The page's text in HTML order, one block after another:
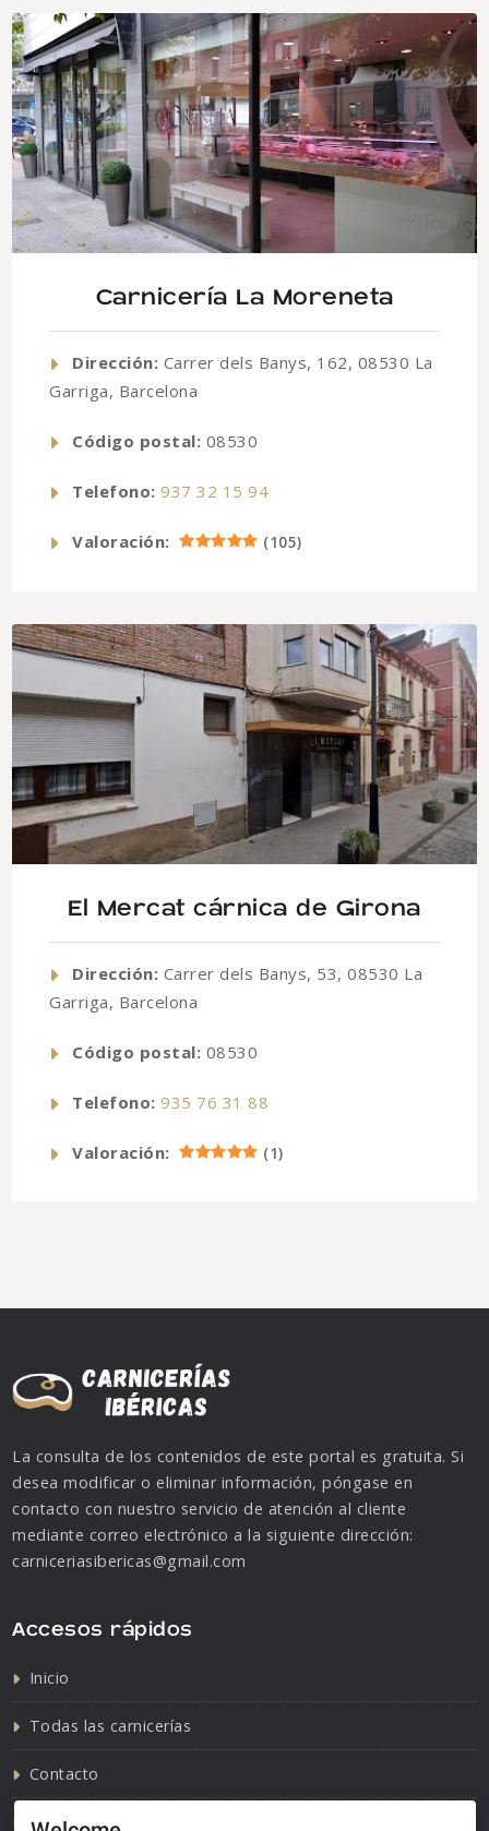
Carnicería La Moreneta
Dirección: Carrer dels Banys, 162, 08530 La
Garriga, Barcelona
Código postal: 08530
Telefono: 937 32 15 94
Valoración: (105)
El Mercat cárnica de Girona
Dirección: Carrer dels Banys, 53, 08530 La
Garriga, Barcelona
Código postal: 08530
Telefono: 935 76 31 88
Valoración: (1)
La consulta de los contenidos de este portal es gratuita. Si
desea modificar o eliminar información, póngase en
contacto con nuestro servicio de atención al cliente
mediante correo electrónico a la siguiente dirección:
carniceriasibericas@gmail.com
Accesos rápidos
Inicio
Todas las carnicerías
Contacto
Política de cookies